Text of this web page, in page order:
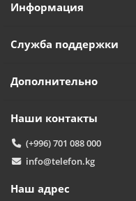
Информация
Служба поддержки
Дополнительно
Наши контакты
(+996) 701 088 000
info@telefon.kg
Наш адрес